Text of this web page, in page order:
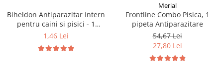
Biheldon Antiparazitar Intern
pentru caini si pisici - 1
comprimate
1,46 Lei
Merial
Frontline Combo Pisica, 1
pipeta Antiparazitare
54,67 Lei
27,80 Lei